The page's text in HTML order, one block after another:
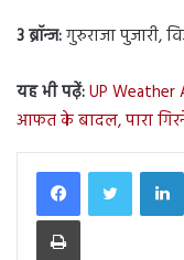
3 ब्रॉन्ज:गुरुराजा पुजारी,
यह भी पढ़ें:UP Weather
आफत के बादल, पारा
Print